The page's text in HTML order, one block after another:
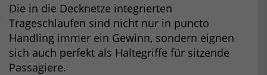
Die in die Decknetze integrierten
Trageschlaufen sind nicht nur in puncto
Handling immer ein Gewinn, sondern eignen
sich auch perfekt als Haltegriffe für sitzende
Passagiere.